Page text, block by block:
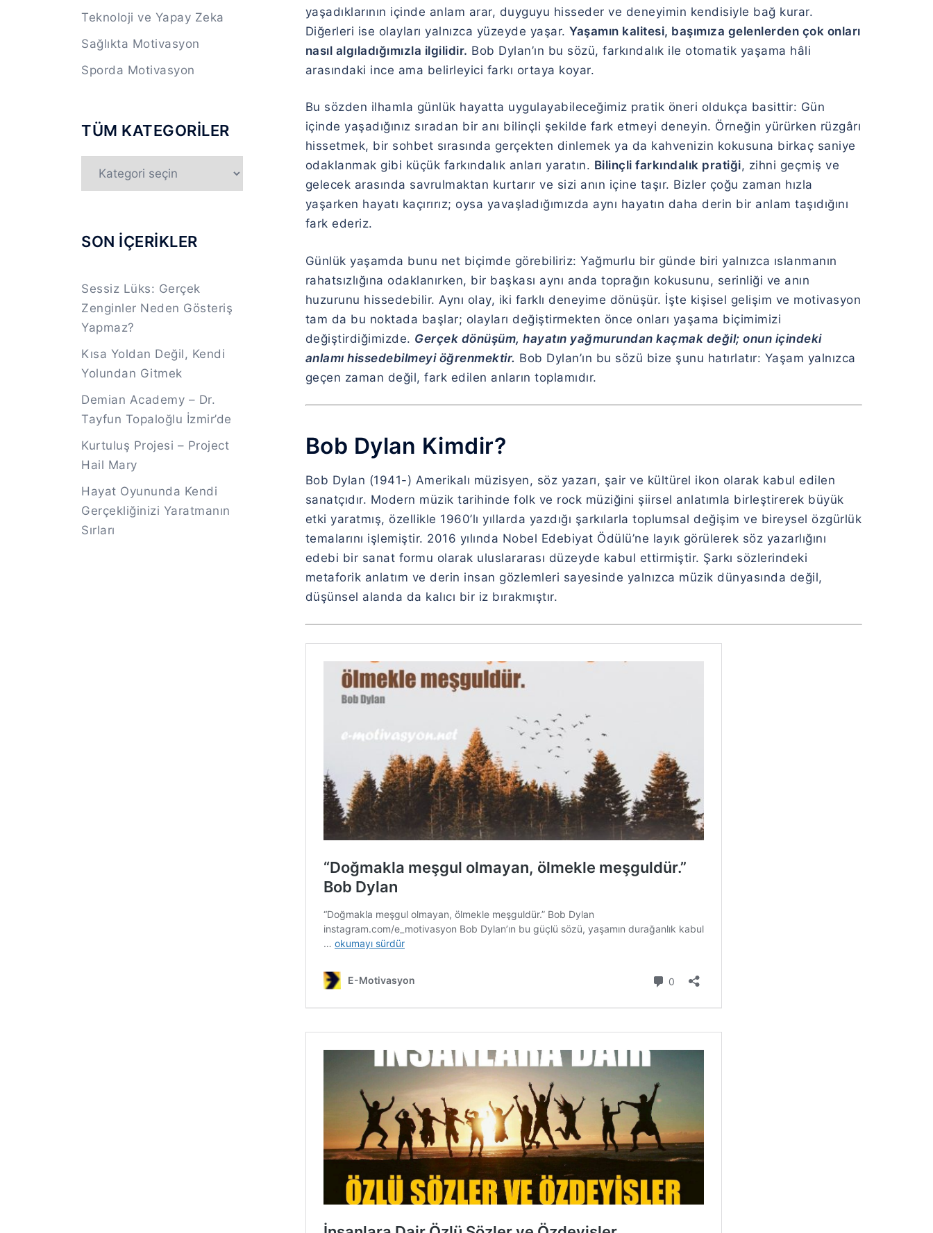
yaşadıklarının içinde anlam arar, duyguyu hisseder ve deneyimin kendisiyle bağ kurar.
Diğerleri ise olayları yalnızca yüzeyde yaşar. Yaşamın kalitesi, başımıza gelenlerden çok onları
nasıl algıladığımızla ilgilidir. Bob Dylan’ın bu sözü, farkındalık ile otomatik yaşama hâli
arasındaki ince ama belirleyici farkı ortaya koyar.
Bu sözden ilhamla günlük hayatta uygulayabileceğimiz pratik öneri oldukça basittir: Gün
içinde yaşadığınız sıradan bir anı bilinçli şekilde fark etmeyi deneyin. Örneğin yürürken rüzgârı
hissetmek, bir sohbet sırasında gerçekten dinlemek ya da kahvenizin kokusuna birkaç saniye
odaklanmak gibi küçük farkındalık anları yaratın. Bilinçli farkındalık pratiği, zihni geçmiş ve
gelecek arasında savrulmaktan kurtarır ve sizi anın içine taşır. Bizler çoğu zaman hızla
yaşarken hayatı kaçırırız; oysa yavaşladığımızda aynı hayatın daha derin bir anlam taşıdığını
fark ederiz.
Günlük yaşamda bunu net biçimde görebiliriz: Yağmurlu bir günde biri yalnızca ıslanmanın
rahatsızlığına odaklanırken, bir başkası aynı anda toprağın kokusunu, serinliği ve anın
huzurunu hissedebilir. Aynı olay, iki farklı deneyime dönüşür. İşte kişisel gelişim ve motivasyon
tam da bu noktada başlar; olayları değiştirmekten önce onları yaşama biçimimizi
değiştirdiğimizde. Gerçek dönüşüm, hayatın yağmurundan kaçmak değil; onun içindeki
anlamı hissedebilmeyi öğrenmektir. Bob Dylan’ın bu sözü bize şunu hatırlatır: Yaşam yalnızca
geçen zaman değil, fark edilen anların toplamıdır.
Bob Dylan Kimdir?
Bob Dylan (1941-) Amerikalı müzisyen, söz yazarı, şair ve kültürel ikon olarak kabul edilen
sanatçıdır. Modern müzik tarihinde folk ve rock müziğini şiirsel anlatımla birleştirerek büyük
etki yaratmış, özellikle 1960’lı yıllarda yazdığı şarkılarla toplumsal değişim ve bireysel özgürlük
temalarını işlemiştir. 2016 yılında Nobel Edebiyat Ödülü’ne layık görülerek söz yazarlığını
edebi bir sanat formu olarak uluslararası düzeyde kabul ettirmiştir. Şarkı sözlerindeki
metaforik anlatım ve derin insan gözlemleri sayesinde yalnızca müzik dünyasında değil,
düşünsel alanda da kalıcı bir iz bırakmıştır.
Teknoloji ve Yapay Zeka
Sağlıkta Motivasyon
Sporda Motivasyon
TÜM KATEGORİLER
KATEGORİLER
SON İÇERİKLER
Sessiz Lüks: Gerçek
Zenginler Neden Gösteriş
Yapmaz?
Kısa Yoldan Değil, Kendi
Yolundan Gitmek
Demian Academy – Dr.
Tayfun Topaloğlu İzmir’de
Kurtuluş Projesi – Project
Hail Mary
Hayat Oyununda Kendi
Gerçekliğinizi Yaratmanın
Sırları